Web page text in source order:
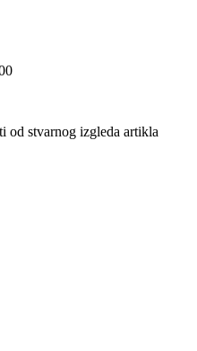
od stvarnog izgleda artikla